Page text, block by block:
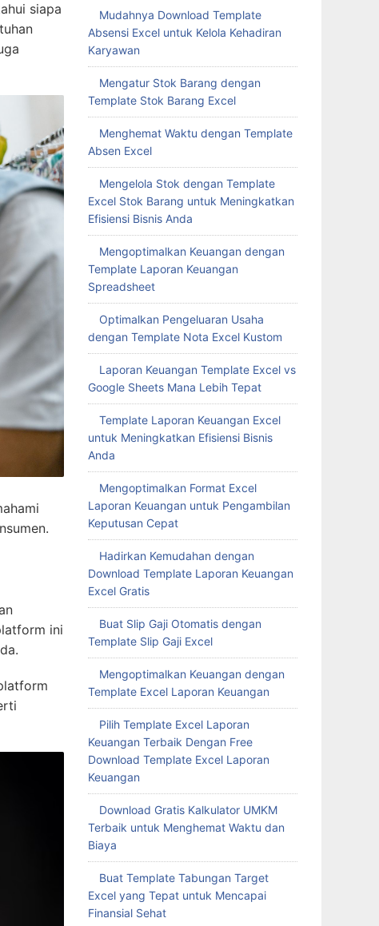
siapa
ini
Mudahnya Download Template
Absensi Excel untuk Kelola Kehadiran
Karyawan
Mengatur Stok Barang dengan
Template Stok Barang Excel
Menghemat Waktu dengan Template
Absen Excel
Mengelola Stok dengan Template
Excel Stok Barang untuk Meningkatkan
Efisiensi Bisnis Anda
Mengoptimalkan Keuangan dengan
Template Laporan Keuangan
Spreadsheet
Optimalkan Pengeluaran Usaha
dengan Template Nota Excel Kustom
Laporan Keuangan Template Excel vs
Google Sheets Mana Lebih Tepat
Template Laporan Keuangan Excel
untuk Meningkatkan Efisiensi Bisnis
Anda
Mengoptimalkan Format Excel
Laporan Keuangan untuk Pengambilan
Keputusan Cepat
Hadirkan Kemudahan dengan
Download Template Laporan Keuangan
Excel Gratis
Buat Slip Gaji Otomatis dengan
Template Slip Gaji Excel
Mengoptimalkan Keuangan dengan
Template Excel Laporan Keuangan
Pilih Template Excel Laporan
Keuangan Terbaik Dengan Free
Download Template Excel Laporan
Keuangan
Download Gratis Kalkulator UMKM
Terbaik untuk Menghemat Waktu dan
Biaya
Buat Template Tabungan Target
Excel yang Tepat untuk Mencapai
Finansial Sehat